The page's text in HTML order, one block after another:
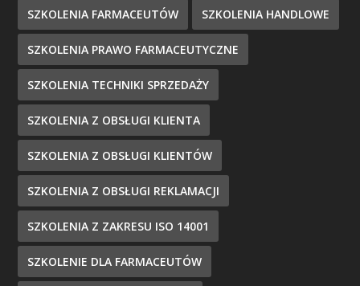
SZKOLENIA FARMACEUTÓW SZKOLENIA HANDLOWE
SZKOLENIA PRAWO FARMACEUTYCZNE
SZKOLENIA TECHNIKI SPRZEDAŻY
SZKOLENIA Z OBSŁUGI KLIENTA
SZKOLENIA Z OBSŁUGI KLIENTÓW
SZKOLENIA Z OBSŁUGI REKLAMACJI
SZKOLENIA Z ZAKRESU ISO 14001
SZKOLENIE DLA FARMACEUTÓW